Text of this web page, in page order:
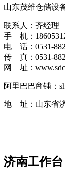
山东茂维仓储设
联系人：齐经理
手 机：
电 话：0531-
传 真：0531-
网 址：
阿里巴巴商铺：
地 址：山东省
济南工作台